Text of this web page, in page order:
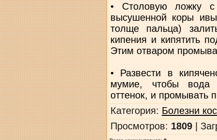
• Столовую ложку
высушенной коры
толще пальца)
кипения и кипятить
Этим отваром
• Развести в
мумие, чтобы вода
оттенок, и промывать
Категория: Болезни
Просмотров: 1809|